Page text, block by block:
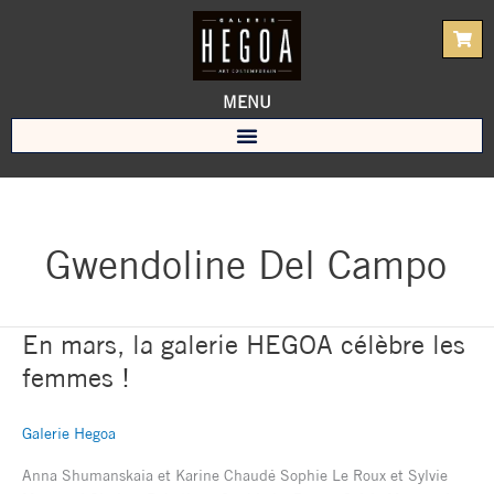
MENU
Gwendoline Del Campo
En mars, la galerie HEGOA célèbre les
femmes !
Galerie Hegoa
Anna Shumanskaia et Karine Chaudé Sophie Le Roux et Sylvie
En
la
HEGOA
les